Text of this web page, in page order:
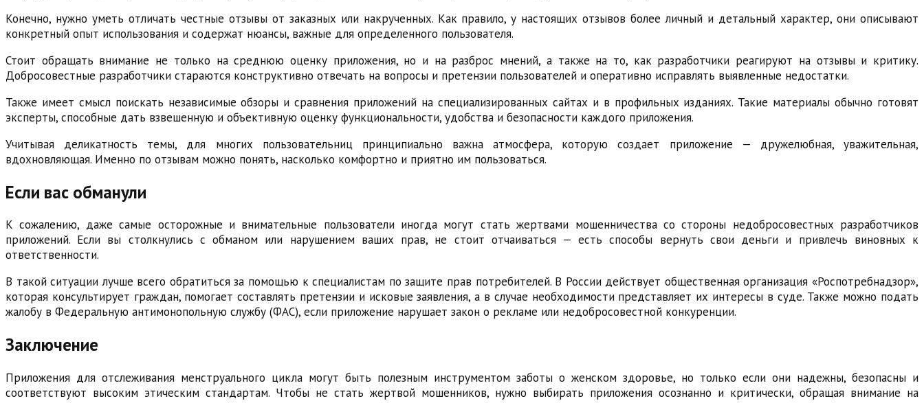
Конечно, нужно уметь отличать честные отзывы от заказных или накрученных. Как правило, у настоящих отзывов более личный и детальный характер, они описывают
конкретный опыт использования и содержат нюансы, важные для определенного пользователя.
Стоит обращать внимание не только на среднюю оценку приложения, но и на разброс мнений, а также на то, как разработчики реагируют на отзывы и критику.
Добросовестные разработчики стараются конструктивно отвечать на вопросы и претензии пользователей и оперативно исправлять выявленные недостатки.
Также имеет смысл поискать независимые обзоры и сравнения приложений на специализированных сайтах и в профильных изданиях. Такие материалы обычно готовят
эксперты, способные дать взвешенную и объективную оценку функциональности, удобства и безопасности каждого приложения.
Учитывая деликатность темы, для многих пользовательниц принципиально важна атмосфера, которую создает приложение — дружелюбная, уважительная,
вдохновляющая. Именно по отзывам можно понять, насколько комфортно и приятно им пользоваться.
Если вас обманули
К сожалению, даже самые осторожные и внимательные пользователи иногда могут стать жертвами мошенничества со стороны недобросовестных разработчиков
приложений. Если вы столкнулись с обманом или нарушением ваших прав, не стоит отчаиваться — есть способы вернуть свои деньги и привлечь виновных к
ответственности.
В такой ситуации лучше всего обратиться за помощью к специалистам по защите прав потребителей. В России действует общественная организация «Роспотребнадзор»,
которая консультирует граждан, помогает составлять претензии и исковые заявления, а в случае необходимости представляет их интересы в суде. Также можно подать
жалобу в Федеральную антимонопольную службу (ФАС), если приложение нарушает закон о рекламе или недобросовестной конкуренции.
Заключение
Приложения для отслеживания менструального цикла могут быть полезным инструментом заботы о женском здоровье, но только если они надежны, безопасны и
соответствуют высоким этическим стандартам. Чтобы не стать жертвой мошенников, нужно выбирать приложения осознанно и критически, обращая внимание на